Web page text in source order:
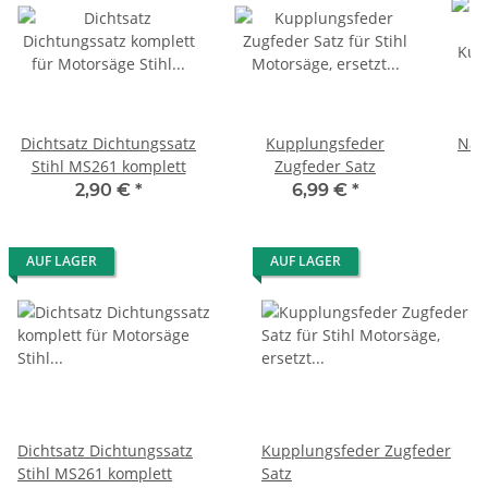
Dichtsatz Dichtungssatz
Stihl MS261 komplett
2,90 € *
Kupplungsfeder
Zugfeder Satz
6,99 € *
AUF LAGER
Dichtsatz Dichtungssatz
Stihl MS261 komplett
AUF LAGER
Kupplungsfeder Zugfeder
Satz